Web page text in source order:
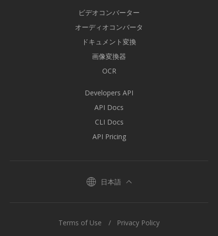
ビデオコンバーター
オーディオコンバータ
ドキュメント変換
画像変換器
OCR
Developers API
API Docs
CLI Docs
API Pricing
日本語
Terms of Use Privacy Policy